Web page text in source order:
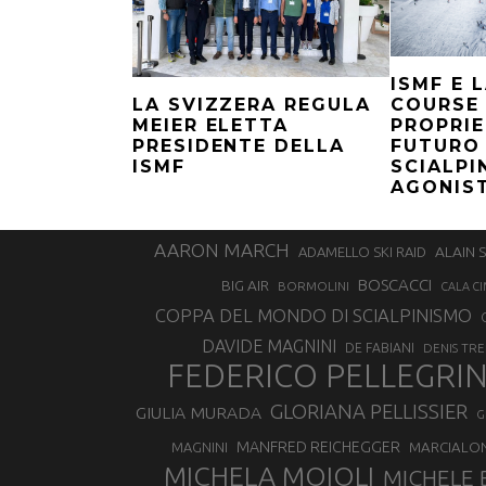
LA SVIZZERA REGULA
MEIER ELETTA
PRESIDENTE DELLA
ISMF
ISMF E
FUTURO
AARON MARCH ADAMELLO SKI RAID ALAIN
BIG AIR
BORMOLINI BOSCACCI CALA
COPPA DEL MONDO DI SCIALPINISMO
DAVIDE MAGNINI DE FABIANI DENIS
FEDERICO
GIULIA MURADA GLORIANA PELLISSIER
MAGNINI MANFRED REICHEGGER
MICHELA MOIOLI MICHELE